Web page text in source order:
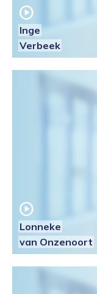
play_circle
Inge
Verbeek
play_circle
Lonneke
van Onzenoort